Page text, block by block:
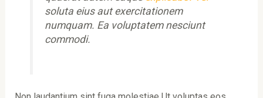
soluta eius aut exercitationem
numquam. Ea voluptatem nesciunt
commodi.